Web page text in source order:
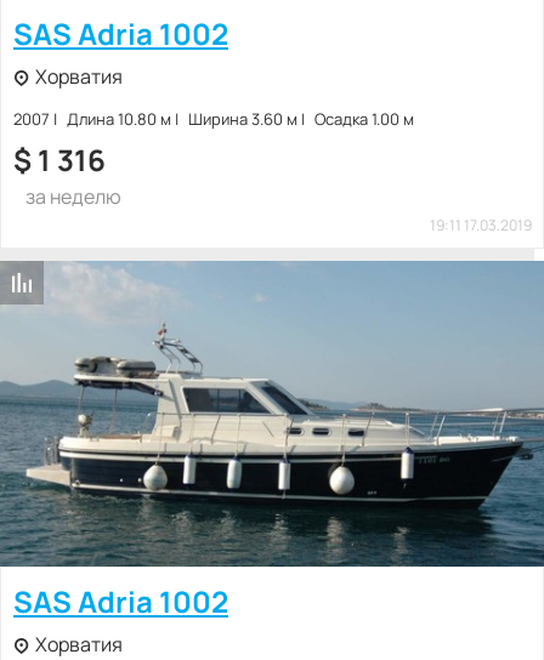
SAS Adria 1002
Хорватия
2007 Длина 10.80 м Ширина 3.60 м Осадка 1.00 м
$ 1 316
за неделю
19:11 17.03.2019
SAS Adria 1002
Хорватия